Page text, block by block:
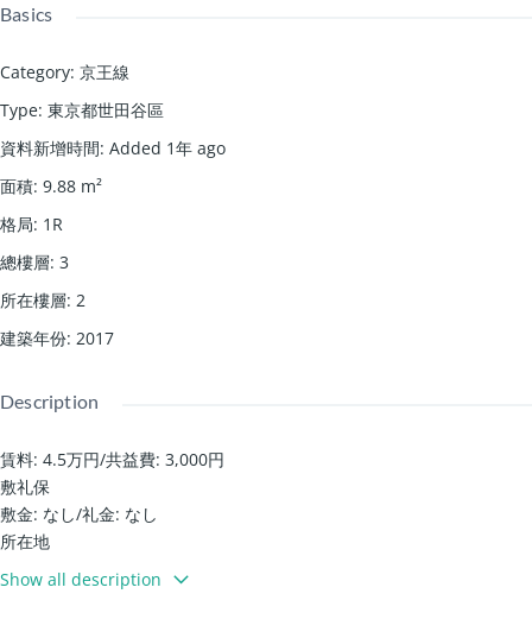
Basics
Category: 京王線
Type: 東京都世田谷區
資料新增時間: Added 1年 ago
面積: 9.88 m²
格局: 1R
總樓層: 3
所在樓層: 2
建築年份: 2017
Description
賃料: 4.5万円/共益費: 3,000円
敷礼保
敷金: なし/礼金: なし
所在地
東京都世田谷区松原３丁目37-17
京王線 明大前駅 徒歩7分
Show all description